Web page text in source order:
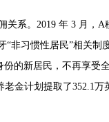
关系。2019 年 3 月，
“非习惯性居民”相关
的新居民，不再享
金计划提取了352.1